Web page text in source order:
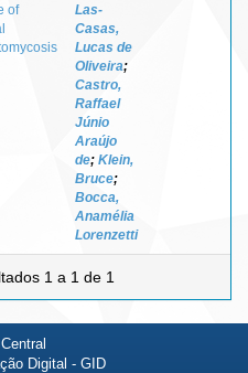
of
Las-
Casas,
Lucas de
Oliveira;
Castro,
Raffael
Júnio
Araújo
de; Klein,
Bruce;
Bocca,
Anamélia
Lorenzetti
1 a 1 de 1
Digital - GID